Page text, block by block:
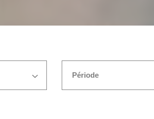
Période